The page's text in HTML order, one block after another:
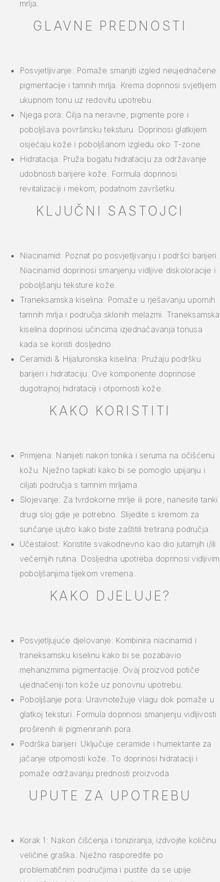
mrlja.
GLAVNE PREDNOSTI
Posvjetljivanje: Pomaže smanjiti izgled neujednačene
pigmentacije i tamnih mrlja. Krema doprinosi svjetlijem
ukupnom tonu uz redovitu upotrebu.
Njega pora: Cilja na neravne, pigmente pore i
poboljšava površinsku teksturu. Doprinosi glatkijem
osjećaju kože i poboljšanom izgledu oko T-zone.
Hidratacija: Pruža bogatu hidrataciju za održavanje
udobnosti barijere kože. Formula doprinosi
revitalizaciji i mekom, podatnom završetku.
KLJUČNI SASTOJCI
Niacinamid: Poznat po posvjetljivanju i podršci barijeri.
Niacinamid doprinosi smanjenju vidljive diskoloracije i
poboljšanju teksture kože.
Traneksamska kiselina: Pomaže u rješavanju upornih
tamnih mrlja i područja sklonih melazmi. Traneksamska
kiselina doprinosi učincima izjednačavanja tonusa
kada se koristi dosljedno.
Ceramidi & Hijaluronska kiselina: Pružaju podršku
barijeri i hidrataciju. Ove komponente doprinose
dugotrajnoj hidrataciji i otpornosti kože.
KAKO KORISTITI
Primjena: Nanijeti nakon tonika i seruma na očišćenu
kožu. Nježno tapkati kako bi se pomoglo upijanju i
ciljati područja s tamnim mrljama.
Slojevanje: Za tvrdokorne mrlje ili pore, nanesite tanki
drugi sloj gdje je potrebno. Slijedite s kremom za
sunčanje ujutro kako biste zaštitili tretirana područja.
Učestalost: Koristite svakodnevno kao dio jutarnjih i/ili
večernjih rutina. Dosljedna upotreba doprinosi vidljivim
poboljšanjima tijekom vremena.
KAKO DJELUJE?
Posvjetljujuće djelovanje: Kombinira niacinamid i
traneksamsku kiselinu kako bi se pozabavio
mehanizmima pigmentacije. Ovaj proizvod potiče
ujednačeniji ton kože uz ponovnu upotrebu.
Poboljšanje pora: Uravnotežuje vlagu dok pomaže u
glatkoj teksturi. Formula doprinosi smanjenju vidljivosti
proširenih ili pigmeniranih pora.
Podrška barijeri: Uključuje ceramide i humektante za
jačanje otpornosti kože. To doprinosi hidrataciji i
pomaže održavanju prednosti proizvoda.
UPUTE ZA UPOTREBU
Korak 1: Nakon čišćenja i toniziranja, izdvojite količinu
veličine graška. Nježno rasporedite po
problematičnim područjima i pustite da se upije.